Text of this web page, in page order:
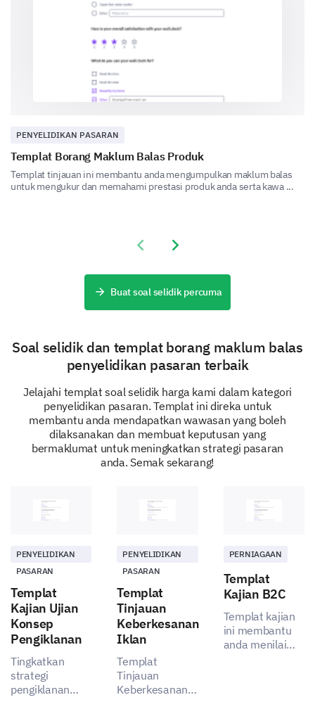
Which price range would you consider
appropriate for our main product/service?
pricing?
Very Likely Likely Neutral Unlikely Very
pricing for the following products/services:
Product/Service B
Product/Service C
Do you believe that our prices reflect the value
of the products/services provided?
No
What improvements could we make to our
pricing strategy to better match your
expectations?
PENYELIDIKAN PASARAN
Templat Borang Maklum Balas Produk
Templat tinjauan ini membantu anda mengumpulkan maklum balas
untuk mengukur dan memahami prestasi produk anda serta kawa ...
Previous slide
Next slide
Buat soal selidik percuma
Soal selidik dan templat borang maklum balas
penyelidikan pasaran terbaik
Jelajahi templat soal selidik harga kami dalam kategori
penyelidikan pasaran. Templat ini direka untuk
membantu anda mendapatkan wawasan yang boleh
dilaksanakan dan membuat keputusan yang
bermaklumat untuk meningkatkan strategi pasaran
anda. Semak sekarang!
PENYELIDIKAN
PASARAN
Templat
Kajian Ujian
Konsep
Pengiklanan
Tingkatkan
strategi
pengiklanan
PENYELIDIKAN
PASARAN
Templat
Tinjauan
Keberkesanan
Iklan
Templat
Tinjauan
Keberkesanan
PERNIAGAAN
Templat
Kajian B2C
Templat kajian
ini membantu
anda menilai